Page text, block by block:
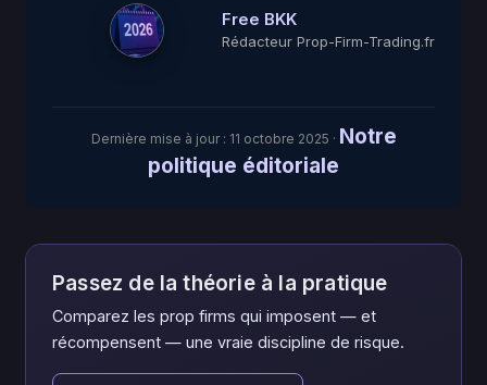
Free BKK
Rédacteur Prop-Firm-Trading.fr
Dernière mise à jour : 11 octobre 2025 · Notre
politique éditoriale
Passez de la théorie à la pratique
Comparez les prop firms qui imposent — et
récompensent — une vraie discipline de risque.